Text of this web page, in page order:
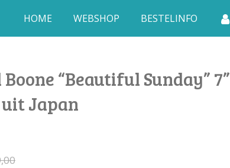
HOME WEBSHOP BESTELINFO
“Beautiful Sunday” 7”
Japan